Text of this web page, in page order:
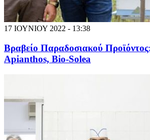
17 ΙΟΥΝΙΟΥ 2022 - 13:38
Βραβείο Παραδοσιακού
Apianthos, Bio-Solea